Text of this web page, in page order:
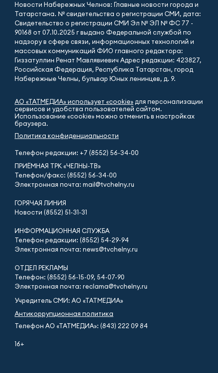
Новости Набережных Челнов: Главные новости города и
Татарстана. № свидетельства о регистрации СМИ, дата:
Свидетельство о регистрации СМИ Эл № ЭЛ № ФС 77 -
90168 от 07.10.2025 г выдано Федеральной службой по
надзору в сфере связи, информационных технологий и
массовых коммуникаций ФИО главного редактора:
Гиззатуллин Ренат Мавлявиевич Адрес редакции: 423827,
Российская Федерация, Республика Татарстан, город
Набережные Челны, бульвар Юных ленинцев, д. 9.
АО «ТАТМЕДИА» использует «cookie»для персонализации
сервисов и удобства пользователей сайтом.
Использование «cookie» можно отменить в настройках
браузера.
Политика конфиденциальности
Телефон редакции: +7 (8552) 56-34-00
ПРИЁМНАЯ ТРК «ЧЕЛНЫ-ТВ»
Телефон/факс: (8552) 56-34-00
Электронная почта: mail@tvchelny.ru
ГОРЯЧАЯ ЛИНИЯ
Новости (8552) 51-31-31
ИНФОРМАЦИОННАЯ СЛУЖБА
Телефон редакции: (8552) 54-29-94
Электронная почта: news@tvchelny.ru
ОТДЕЛ РЕКЛАМЫ
Телефон: (8552) 56-15-09, 54-07-90
Электронная почта: reclama@tvchelny.ru
Учредитель СМИ: АО «ТАТМЕДИА»
Антикоррупционная политика
Телефон АО «ТАТМЕДИА»: (843) 222 09 84
16+